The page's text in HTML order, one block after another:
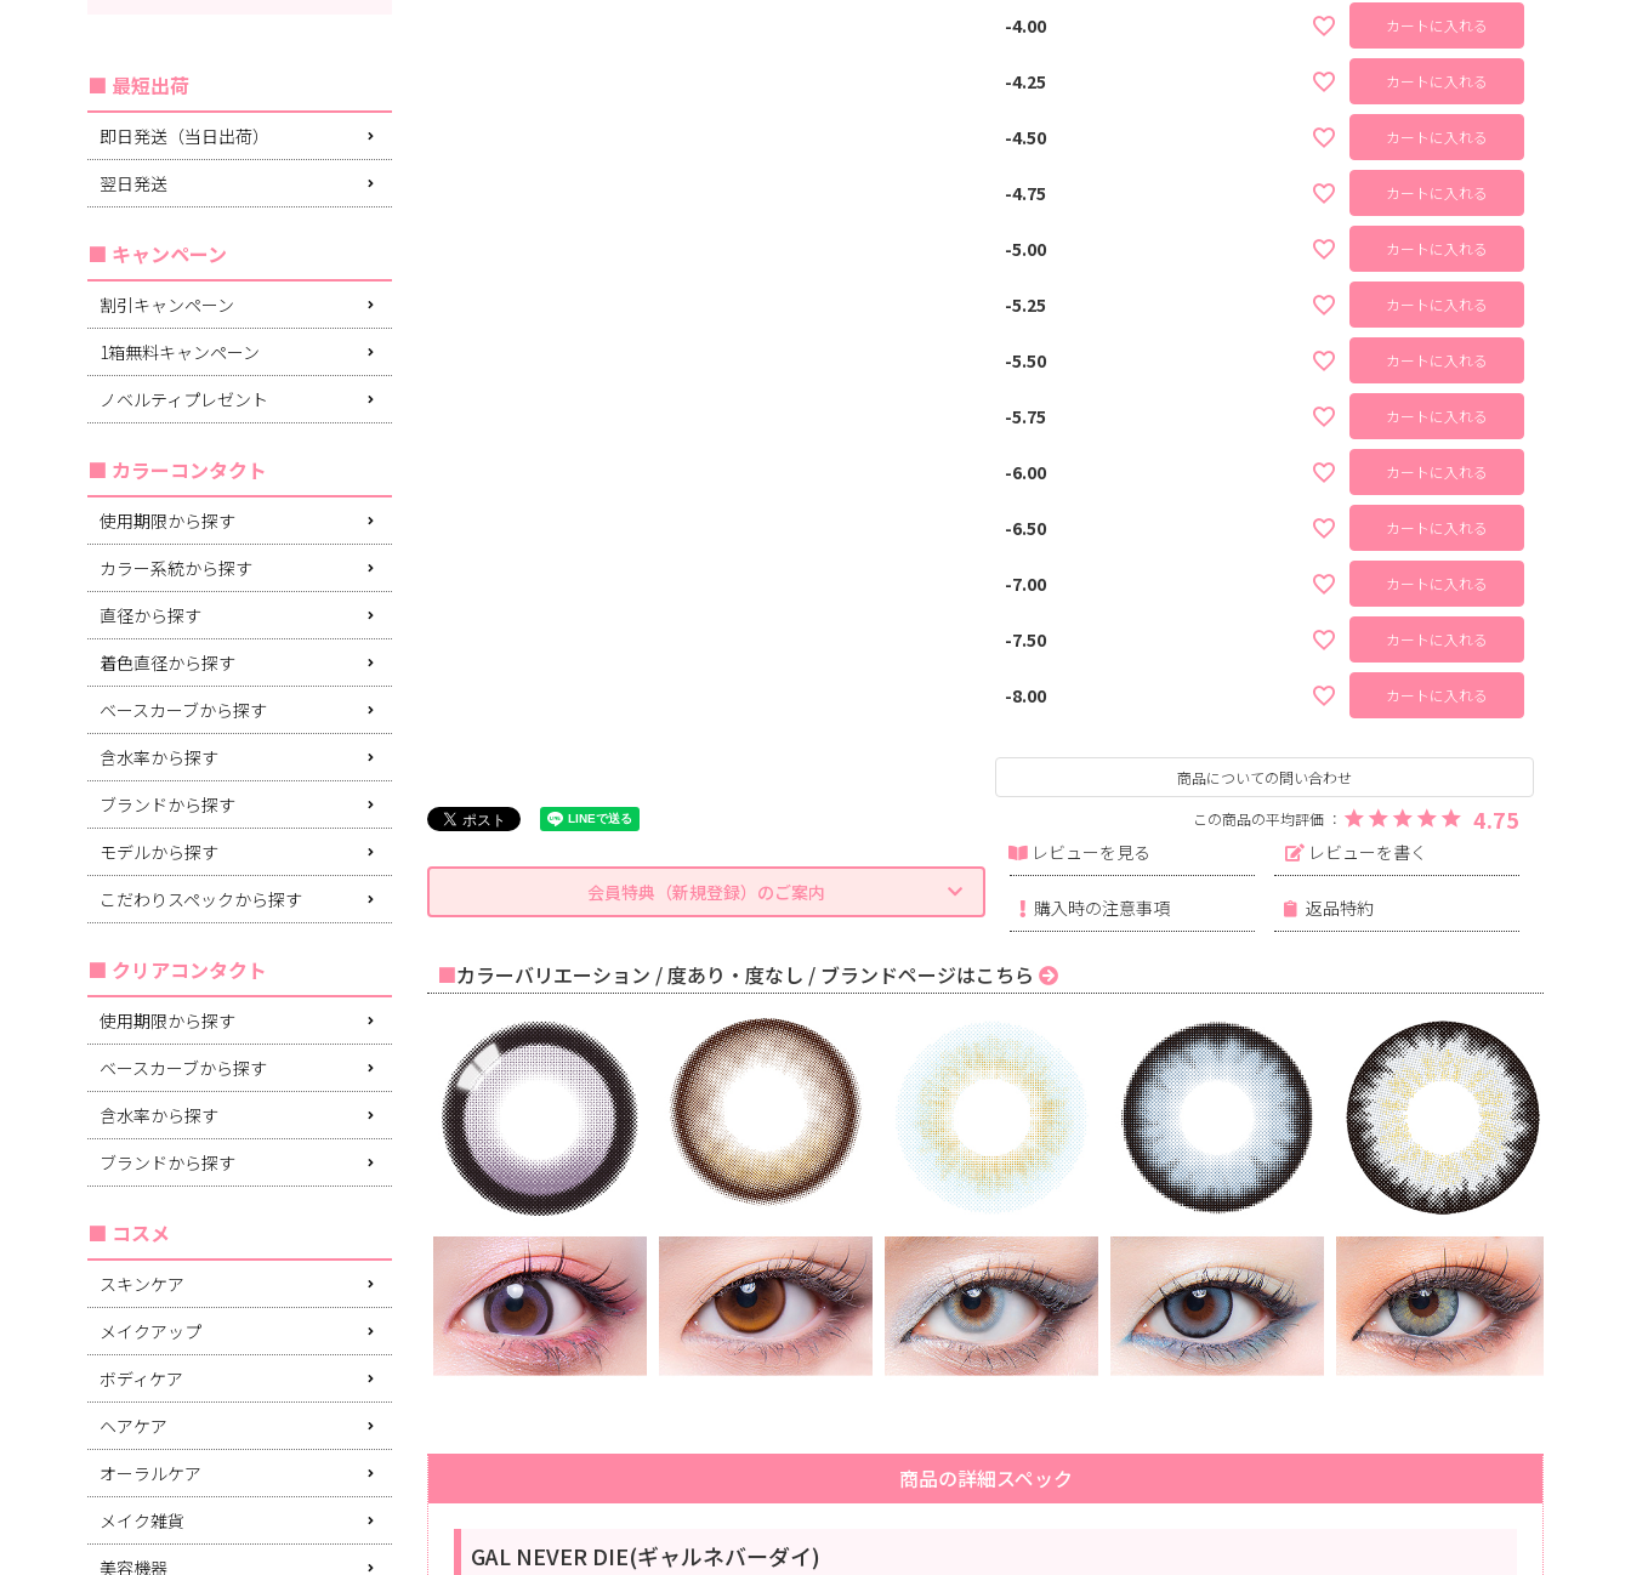
最短出荷
即日発送（当日出荷）
翌日発送
キャンペーン
割引キャンペーン
1箱無料キャンペーン
ノベルティプレゼント
カラーコンタクト
使用期限から探す
カラー系統から探す
直径から探す
着色直径から探す
ベースカーブから探す
含水率から探す
ブランドから探す
モデルから探す
こだわりスペックから探す
クリアコンタクト
使用期限から探す
ベースカーブから探す
含水率から探す
ブランドから探す
コスメ
スキンケア
メイクアップ
ボディケア
ヘアケア
オーラルケア
メイク雑貨
美容機器
-4.00 カートに入れる
-4.25 カートに入れる
-4.50 カートに入れる
-4.75 カートに入れる
-5.00 カートに入れる
-5.25 カートに入れる
-5.50 カートに入れる
-5.75 カートに入れる
-6.00 カートに入れる
-6.50 カートに入れる
-7.00 カートに入れる
-7.50 カートに入れる
-8.00 カートに入れる
商品についての問い合わせ
4.75
レビューを見る
レビューを書く
会員特典（新規登録）のご案内
購入時の注意事項 返品特約
カラーバリエーション / 度あり・度なし / ブランドページはこちら
商品の詳細スペック
GAL NEVER DIE(ギャルネバーダイ)